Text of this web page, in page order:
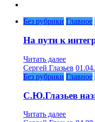
Без рубрики Главное
На пути к
Читать далее
Сергей Глазьев
Без рубрики Главное
С.Ю.Глазьев
Читать далее